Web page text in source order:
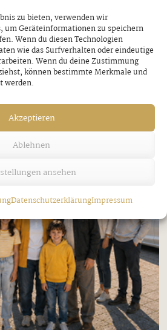
zu bieten, verwenden wir
um Geräteinformationen zu speichern
Wenn du diesen Technologien
wie das Surfverhalten oder eindeutige
Wenn du deine Zustimmung
können bestimmte Merkmale und
werden.
Akzeptieren
Ablehnen
ansehen
DatenschutzerklärungImpressum